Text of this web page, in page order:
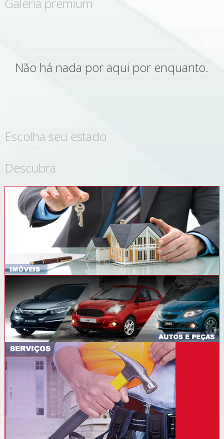
Galeria premium
Não há nada por aqui por enquanto.
Escolha seu estado
Descubra